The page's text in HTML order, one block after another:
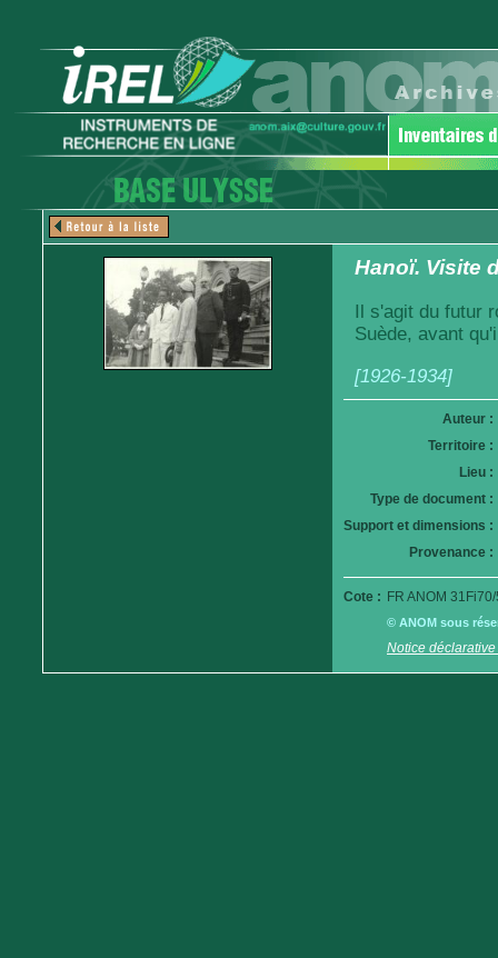
Hanoï. Visite
Il s'agit du futur
Suède, avant
[1926-1934]
Auteur :
Territoire :
Lieu :
Type de document :
Support et dimensions :
Provenance :
Cote : FR ANOM
© ANOM sous
Notice